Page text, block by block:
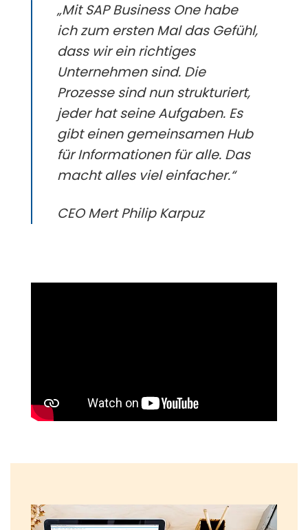
„Mit SAP Business One habe
ich zum ersten Mal das Gefühl,
dass wir ein richtiges
Unternehmen sind. Die
Prozesse sind nun strukturiert,
jeder hat seine Aufgaben. Es
gibt einen gemeinsamen Hub
für Informationen für alle. Das
macht alles viel einfacher.“
CEO Mert Philip Karpuz